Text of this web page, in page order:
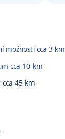
možnosti cca 3 km
cca 10 km
45 km